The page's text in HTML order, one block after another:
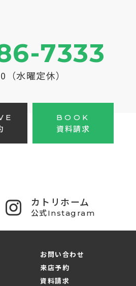
7333
水曜定休）
BOOK
資料請求
カトリホーム
公式Instagram
お問い合わせ
来店予約
資料請求